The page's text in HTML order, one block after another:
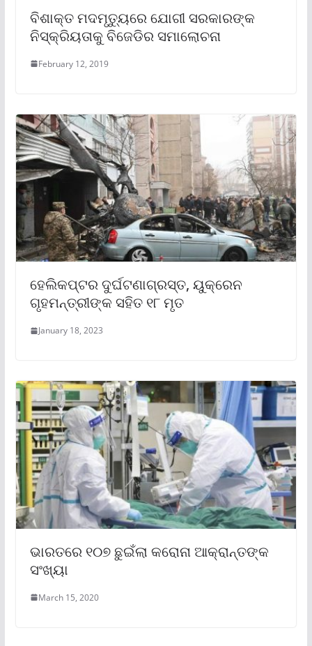
ବିଶାକ୍ତ ମଦମୃତ୍ୟୁରେ ଯୋଗୀ ସରକାରଙ୍କ
ନିସ୍କ୍ରିୟତାକୁ ବିଜେଡିର ସମାଲୋଚନା
February 12, 2019
ହେଲିକପ୍ଟର ଦୁର୍ଘଟଣାଗ୍ରସ୍ତ, ୟୁକ୍ରେନ
ଗୃହମନ୍ତ୍ରୀଙ୍କ ସହିତ ୧୮ ମୃତ
January 18, 2023
ଭାରତରେ ୧୦୭ ଛୁଇଁଲା କରୋନା ଆକ୍ରାନ୍ତଙ୍କ
ସଂଖ୍ୟା
March 15, 2020